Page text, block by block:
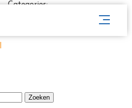
Categories: